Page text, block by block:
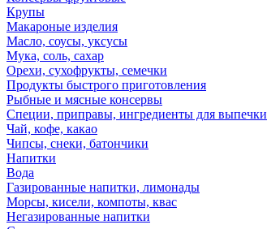
Крупы
Макароные изделия
Масло, соусы, уксусы
Мука, соль, сахар
Орехи, сухофрукты, семечки
Продукты быстрого приготовления
Рыбные и мясные консервы
Специи, приправы, ингредиенты для выпечки
Чай, кофе, какао
Чипсы, снеки, батончики
Напитки
Вода
Газированные напитки, лимонады
Морсы, кисели, компоты, квас
Негазированные напитки